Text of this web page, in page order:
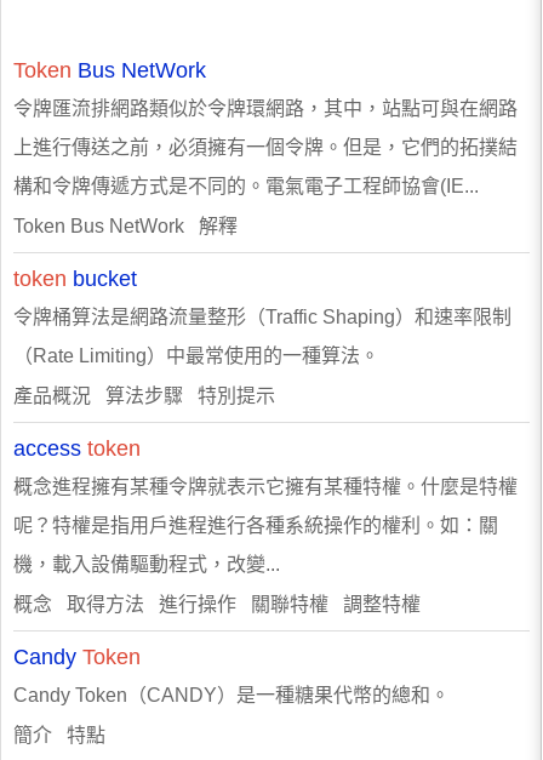
Token Bus NetWork
令牌匯流排網路類似於令牌環網路，其中，站點可與在網路
上進行傳送之前，必須擁有一個令牌。但是，它們的拓撲結
構和令牌傳遞方式是不同的。電氣電子工程師協會(IE...
Token Bus NetWork 解釋
token bucket
令牌桶算法是網路流量整形（Traffic Shaping）和速率限制
（Rate Limiting）中最常使用的一種算法。
產品概況 算法步驟 特別提示
access token
概念進程擁有某種令牌就表示它擁有某種特權。什麼是特權
呢？特權是指用戶進程進行各種系統操作的權利。如：關
機，載入設備驅動程式，改變...
概念 取得方法 進行操作 關聯特權 調整特權
Candy Token
Candy Token（CANDY）是一種糖果代幣的總和。
簡介 特點